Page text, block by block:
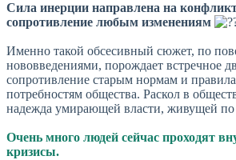
Сила инерции направлена на
сопротивление любым изменениям
Именно такой обсесивный сюжет, по
нововведениями, порождает встречное
сопротивление старым нормам и
потребностям общества. Раскол в
надежда умирающей власти, живущей
Очень много людей сейчас проходят
кризисы.